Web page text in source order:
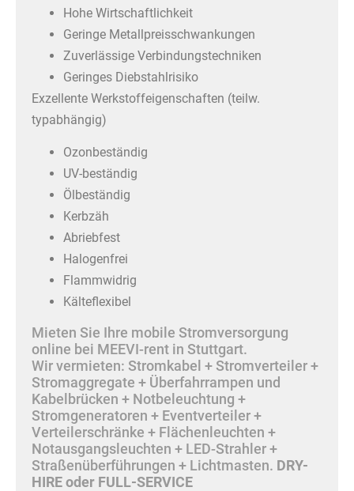
Hohe Wirtschaftlichkeit
Geringe Metallpreisschwankungen
Zuverlässige Verbindungstechniken
Geringes Diebstahlrisiko
Exzellente Werkstoffeigenschaften (teilw.
typabhängig)
Ozonbeständig
UV-beständig
Ölbeständig
Kerbzäh
Abriebfest
Halogenfrei
Flammwidrig
Kälteflexibel
Mieten Sie Ihre mobile Stromversorgung
online bei MEEVI-rent in Stuttgart.
Wir vermieten: Stromkabel + Stromverteiler +
Stromaggregate + Überfahrrampen und
Kabelbrücken + Notbeleuchtung +
Stromgeneratoren + Eventverteiler +
Verteilerschränke + Flächenleuchten +
Notausgangsleuchten + LED-Strahler +
Straßenüberführungen + Lichtmasten. DRY-
HIRE oder FULL-SERVICE